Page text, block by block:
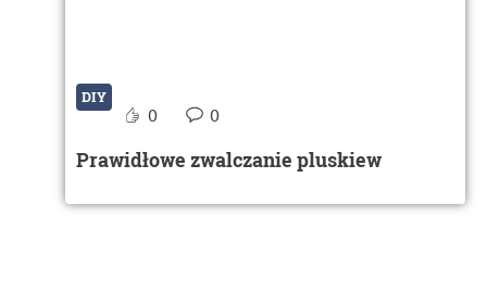
DIY
0 0
Prawidłowe zwalczanie pluskiew